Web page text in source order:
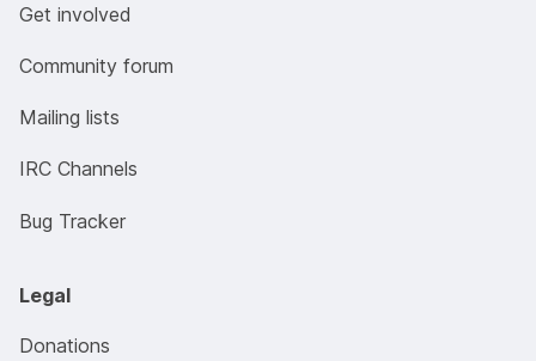
Get involved
Community forum
Mailing lists
IRC Channels
Bug Tracker
Legal
Donations